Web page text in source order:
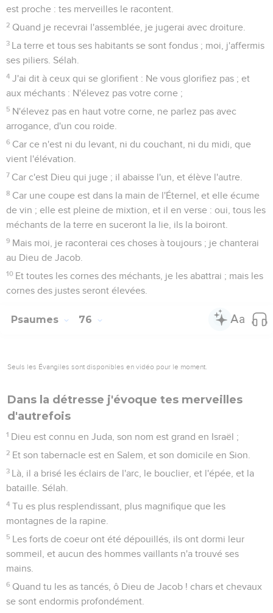
est proche : tes merveilles le racontent.
2 Quand je recevrai l'assemblée, je jugerai avec droiture.
3 La terre et tous ses habitants se sont fondus ; moi, j'affermis
ses piliers. Sélah.
4 J'ai dit à ceux qui se glorifient : Ne vous glorifiez pas ; et
aux méchants : N'élevez pas votre corne ;
5 N'élevez pas en haut votre corne, ne parlez pas avec
arrogance, d'un cou roide.
6 Car ce n'est ni du levant, ni du couchant, ni du midi, que
vient l'élévation.
7 Car c'est Dieu qui juge ; il abaisse l'un, et élève l'autre.
8 Car une coupe est dans la main de l'Éternel, et elle écume
de vin ; elle est pleine de mixtion, et il en verse : oui, tous les
méchants de la terre en suceront la lie, ils la boiront.
9 Mais moi, je raconterai ces choses à toujours ; je chanterai
au Dieu de Jacob.
10 Et toutes les cornes des méchants, je les abattrai ; mais les
cornes des justes seront élevées.
Psaumes 76
Seuls les Évangiles sont disponibles en vidéo pour le moment.
Dans la détresse j'évoque tes merveilles
d'autrefois
1 Dieu est connu en Juda, son nom est grand en Israël ;
2 Et son tabernacle est en Salem, et son domicile en Sion.
3 Là, il a brisé les éclairs de l'arc, le bouclier, et l'épée, et la
bataille. Sélah.
4 Tu es plus resplendissant, plus magnifique que les
montagnes de la rapine.
5 Les forts de coeur ont été dépouillés, ils ont dormi leur
sommeil, et aucun des hommes vaillants n'a trouvé ses
mains.
6 Quand tu les as tancés, ô Dieu de Jacob ! chars et chevaux
se sont endormis profondément.